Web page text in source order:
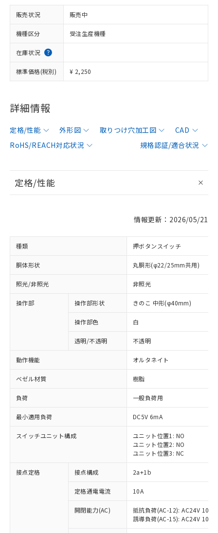
販売状況 販売中
機種区分 受注生産機種
在庫状況
標準価格(税別) ¥ 2,250
詳細情報
定格/性能 外形図 取りつけ穴加工図
CAD
RoHS/REACH対応状況
規格認証/適合状況
定格/性能
情報更新：2026/05/21
種類 押ボタンスイッチ
胴体形状 丸胴形(φ22/25mm共用)
照光/非照光 非照光
操作部 操作部形状 きのこ 中形(φ40mm)
操作部色 白
透明/不透明 不透明
動作機能 オルタネイト
ベゼル材質 樹脂
負荷 一般負荷用
最小適用負荷 DC5V 6mA
スイッチユニット構成
ユニット位置1: NO
ユニット位置2: NO
ユニット位置3: NC
接点定格 接点構成 2a+1b
定格通電電流 10A
開閉能力(AC)
抵抗負荷(AC-12): AC24V 10A/
誘導負荷(AC-15): AC24V
※1 対応状況
対応済み：EU RoHS指令（10物質）の
非含有に対応した製品が提供可能な商品で
対応予定：EU RoHS指令（10物質）の非含